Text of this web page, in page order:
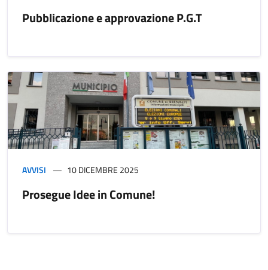
Pubblicazione e approvazione P.G.T
AVVISI 10 DICEMBRE 2025
Prosegue Idee in Comune!